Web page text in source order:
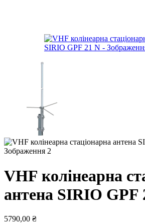
VHF колінеарна
антена SIRIO GPF
5790,00 ₴